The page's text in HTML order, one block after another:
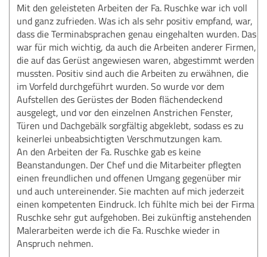
Mit den geleisteten Arbeiten der Fa. Ruschke war ich voll
und ganz zufrieden. Was ich als sehr positiv empfand, war,
dass die Terminabsprachen genau eingehalten wurden. Das
war für mich wichtig, da auch die Arbeiten anderer Firmen,
die auf das Gerüst angewiesen waren, abgestimmt werden
mussten. Positiv sind auch die Arbeiten zu erwähnen, die
im Vorfeld durchgeführt wurden. So wurde vor dem
Aufstellen des Gerüstes der Boden flächendeckend
ausgelegt, und vor den einzelnen Anstrichen Fenster,
Türen und Dachgebälk sorgfältig abgeklebt, sodass es zu
keinerlei unbeabsichtigten Verschmutzungen kam.
An den Arbeiten der Fa. Ruschke gab es keine
Beanstandungen. Der Chef und die Mitarbeiter pflegten
einen freundlichen und offenen Umgang gegenüber mir
und auch untereinender. Sie machten auf mich jederzeit
einen kompetenten Eindruck. Ich fühlte mich bei der Firma
Ruschke sehr gut aufgehoben. Bei zukünftig anstehenden
Malerarbeiten werde ich die Fa. Ruschke wieder in
Anspruch nehmen.